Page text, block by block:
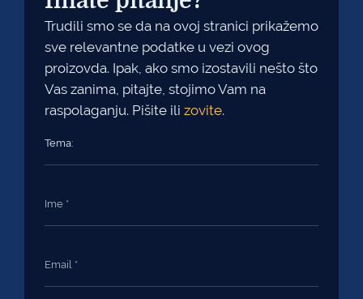
Trudili smo se da na ovoj stranici prikažemo
sve relevantne podatke u vezi ovog
proizovda. Ipak, ako smo izostavili nešto što
Vas zanima, pitajte, stojimo Vam na
raspolaganju. Pišite ili zovite.